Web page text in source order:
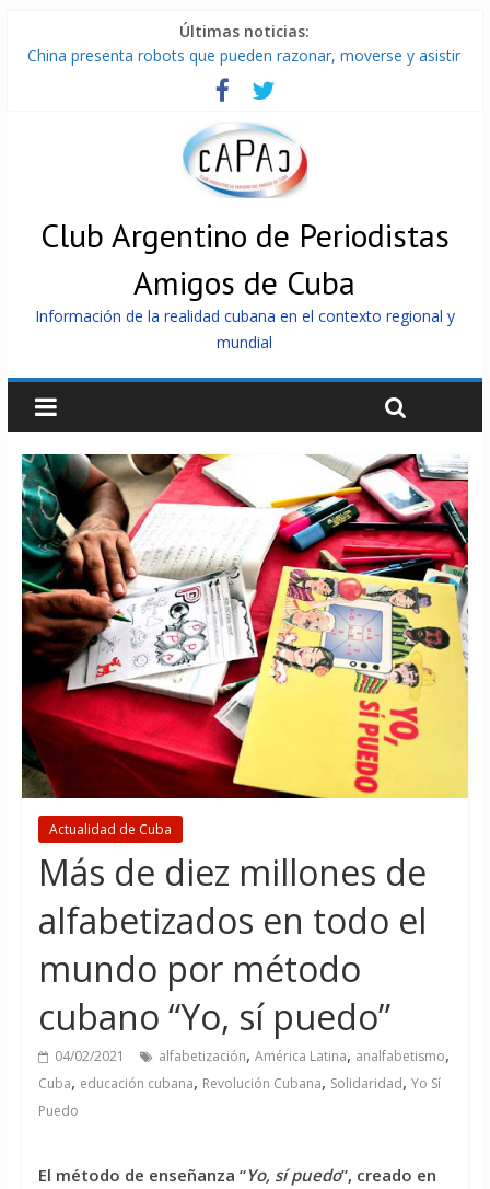
Últimas noticias:
China presenta robots que pueden razonar, moverse y asistir
Nuevas sanciones de EEUU contra Cuba apuntan a la
cooperación militar con Rusia y China
Brutal represión contra los que marchan para que no se
Distribuyen en Cuba Equipos fotovoltaicos recibidos desde
Argentina
Milei firmó memorándum con EE.UU sin informarlo
Club Argentino de Periodistas
Amigos de Cuba
Información de la realidad cubana en el contexto regional y
mundial
Actualidad de Cuba
Más de diez millones de
alfabetizados en todo el
mundo por método
cubano “Yo, sí puedo”
04/02/2021 alfabetización, América Latina, analfabetismo,
Cuba, educación cubana, Revolución Cubana, Solidaridad, Yo Sí
Puedo
El método de enseñanza “Yo, sí puedo”, creado en